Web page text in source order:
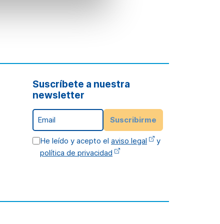
Suscríbete a nuestra
newsletter
Email
Suscribirme
He leído y acepto elaviso legal
y
política de privacidad